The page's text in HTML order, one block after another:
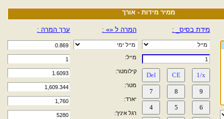
ממיר מידות - אורך
מידת בסיס_ : ערך המרה : המרה ל «» :
מייל:
קילומטר:
מטר:
יארד:
רגל אינץ':